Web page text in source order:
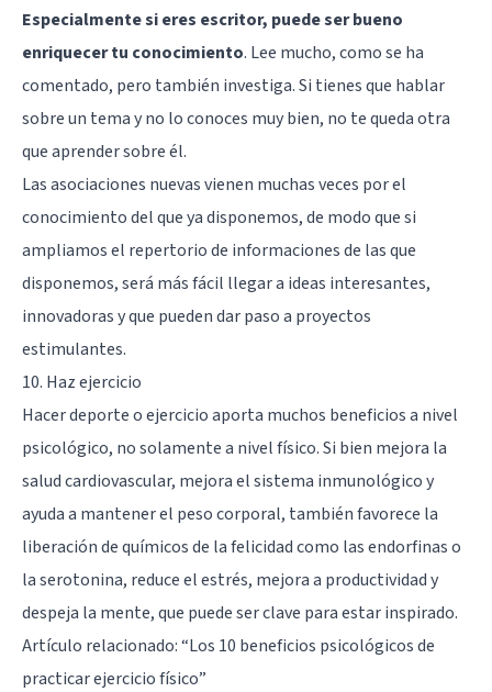
Especialmente si eres escritor, puede ser bueno
enriquecer tu conocimiento. Lee mucho, como se ha
comentado, pero también investiga. Si tienes que hablar
sobre un tema y no lo conoces muy bien, no te queda otra
que aprender sobre él.
Las asociaciones nuevas vienen muchas veces por el
conocimiento del que ya disponemos, de modo que si
ampliamos el repertorio de informaciones de las que
disponemos, será más fácil llegar a ideas interesantes,
innovadoras y que pueden dar paso a proyectos
estimulantes.
10. Haz ejercicio
Hacer deporte o ejercicio aporta muchos beneficios a nivel
psicológico, no solamente a nivel físico. Si bien mejora la
salud cardiovascular, mejora el sistema inmunológico y
ayuda a mantener el peso corporal, también favorece la
liberación de químicos de la felicidad como las endorfinas o
la serotonina, reduce el estrés, mejora a productividad y
despeja la mente, que puede ser clave para estar inspirado.
Artículo relacionado: “Los 10 beneficios psicológicos de
practicar ejercicio físico”